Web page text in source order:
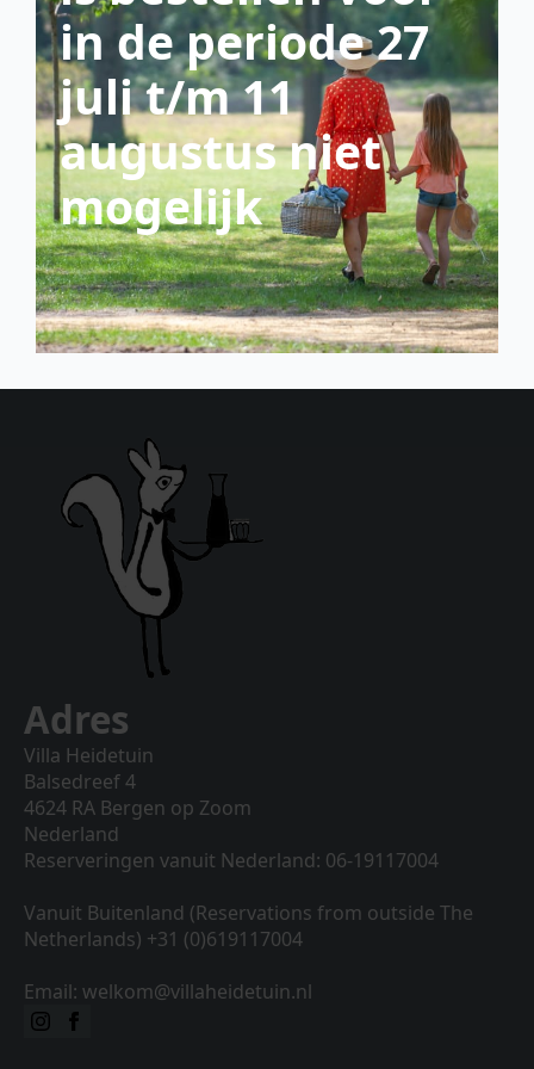
scroll down
Adres
Villa Heidetuin
Balsedreef 4
4624 RA Bergen op Zoom
Nederland
Reserveringen vanuit Nederland: 06-19117004
Vanuit Buitenland (Reservations from outside The
Netherlands) +31 (0)619117004
Email: welkom@villaheidetuin.nl
in de periode 27
juli t/m 11
augustus niet
mogelijk